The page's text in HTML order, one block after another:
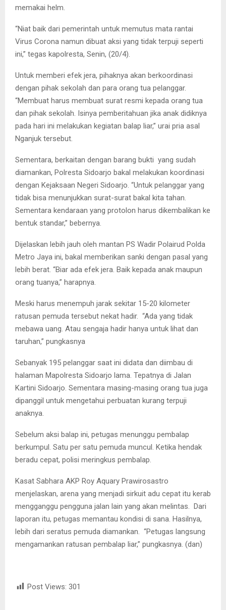
memakai helm.
“Niat baik dari pemerintah untuk memutus mata rantai
Virus Corona namun dibuat aksi yang tidak terpuji seperti
ini,” tegas kapolresta, Senin, (20/4).
Untuk memberi efek jera, pihaknya akan berkoordinasi
dengan pihak sekolah dan para orang tua pelanggar.
“Membuat harus membuat surat resmi kepada orang tua
dan pihak sekolah. Isinya pemberitahuan jika anak didiknya
pada hari ini melakukan kegiatan balap liar,” urai pria asal
Nganjuk tersebut.
Sementara, berkaitan dengan barang bukti yang sudah
diamankan, Polresta Sidoarjo bakal melakukan koordinasi
dengan Kejaksaan Negeri Sidoarjo. “Untuk pelanggar yang
tidak bisa menunjukkan surat-surat bakal kita tahan.
Sementara kendaraan yang protolon harus dikembalikan ke
bentuk standar,” bebernya.
Dijelaskan lebih jauh oleh mantan PS Wadir Polairud Polda
Metro Jaya ini, bakal memberikan sanki dengan pasal yang
lebih berat. “Biar ada efek jera. Baik kepada anak maupun
orang tuanya,” harapnya.
Meski harus menempuh jarak sekitar 15-20 kilometer
ratusan pemuda tersebut nekat hadir. “Ada yang tidak
mebawa uang. Atau sengaja hadir hanya untuk lihat dan
taruhan,” pungkasnya
Sebanyak 195 pelanggar saat ini didata dan diimbau di
halaman Mapolresta Sidoarjo lama. Tepatnya di Jalan
Kartini Sidoarjo. Sementara masing-masing orang tua juga
dipanggil untuk mengetahui perbuatan kurang terpuji
anaknya.
Sebelum aksi balap ini, petugas menunggu pembalap
berkumpul. Satu per satu pemuda muncul. Ketika hendak
beradu cepat, polisi meringkus pembalap.
Kasat Sabhara AKP Roy Aquary Prawirosastro
menjelaskan, arena yang menjadi sirkuit adu cepat itu kerab
mengganggu pengguna jalan lain yang akan melintas. Dari
laporan itu, petugas memantau kondisi di sana. Hasilnya,
lebih dari seratus pemuda diamankan. “Petugas langsung
mengamankan ratusan pembalap liar,” pungkasnya. (dan)
Post Views: 301